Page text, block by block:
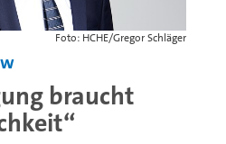
Foto: HCHE/Gregor Schläger
braucht